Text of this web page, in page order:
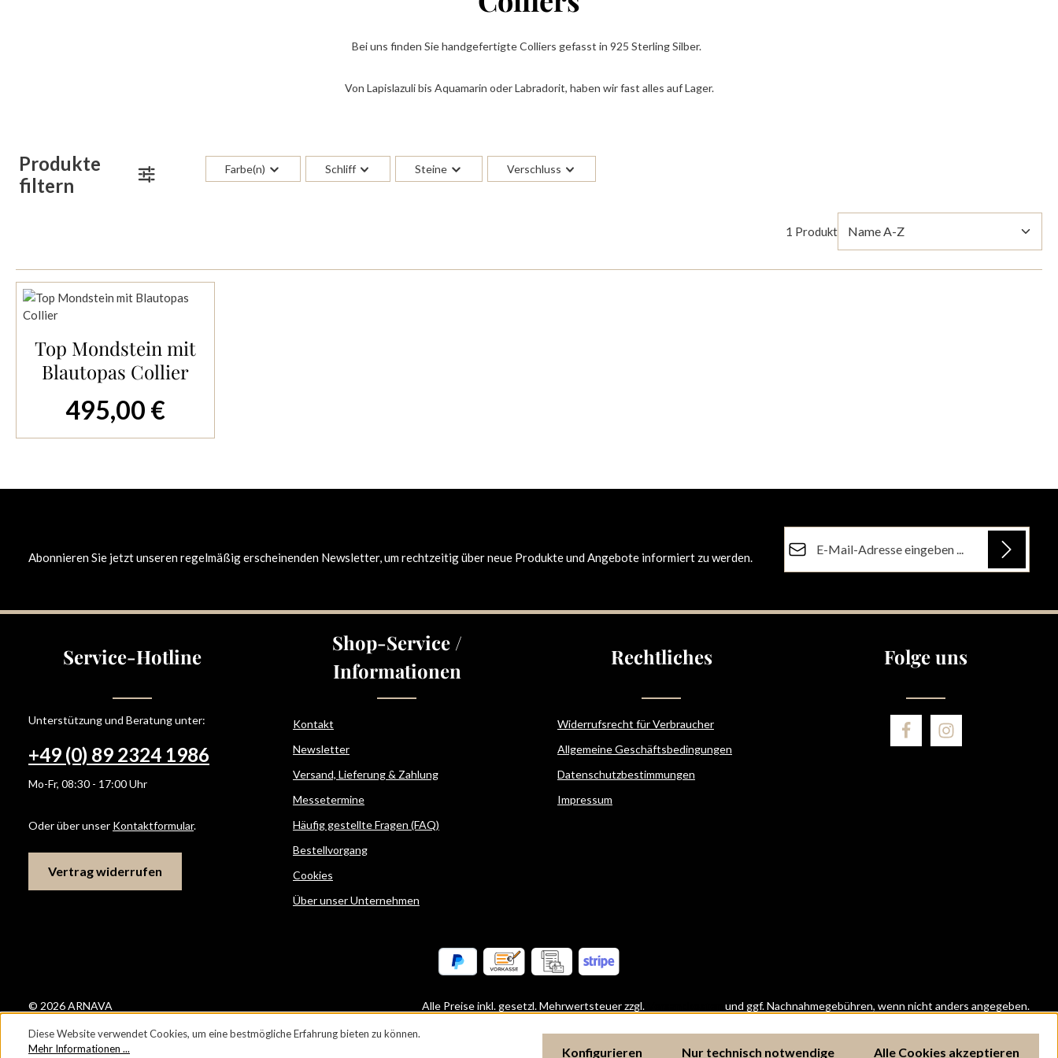
Bei uns finden Sie handgefertigte Colliers gefasst in 925 Sterling Silber.
Von Lapislazuli bis Aquamarin oder Labradorit, haben wir fast alles auf Lager.
Produkte
filtern
Farbe(n) Schliff Steine Verschluss
1 Produkt
In den Warenkorb
Top Mondstein mit
Blautopas Collier
Regulärer Preis:
495,00 €
Abonnieren Sie jetzt unseren regelmäßig erscheinenden Newsletter, um rechtzeitig über neue Produkte und Angebote informiert zu werden.
Ich habe dieDatenschutzbestimmungenzur
Pflichtfelder.
Service-Hotline
Unterstützung und Beratung unter:
+49 (0) 89 2324 1986
Mo-Fr, 08:30 - 17:00 Uhr
Oder über unser Kontaktformular.
Vertrag widerrufen
Shop-Service /
Informationen
Kontakt
Newsletter
Versand, Lieferung & Zahlung
Messetermine
Häufig gestellte Fragen (FAQ)
Bestellvorgang
Cookies
Über unser Unternehmen
Rechtliches
Widerrufsrecht für Verbraucher
Allgemeine Geschäftsbedingungen
Datenschutzbestimmungen
Impressum
Folge uns
© 2026 ARNAVA Alle Preise inkl. gesetzl. Mehrwertsteuer zzgl. und ggf. Nachnahmegebühren, wenn nicht anders angegeben.
Diese Website verwendet Cookies, um eine bestmögliche Erfahrung bieten zu können.
Mehr Informationen ...
Nur technisch notwendige
Konfigurieren Alle Cookies akzeptieren